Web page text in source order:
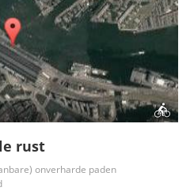
rust
onverharde paden